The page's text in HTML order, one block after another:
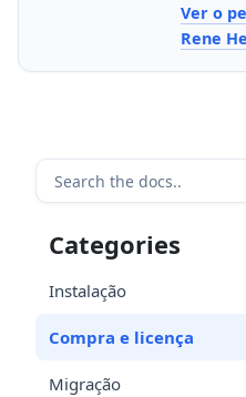
Ver o
Rene
Categories
Instalação
Compra e licença
Migração